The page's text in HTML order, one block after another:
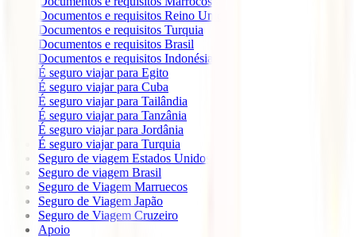
Documentos e requisitos Reino Unido
Documentos e requisitos Turquia
Documentos e requisitos Brasil
Documentos e requisitos Indonésia
É seguro viajar para Egito
É seguro viajar para Cuba
É seguro viajar para Tailândia
É seguro viajar para Tanzânia
É seguro viajar para Jordânia
É seguro viajar para Turquia
Seguro de viagem Estados Unidos
Seguro de viagem Brasil
Seguro de Viagem Marruecos
Seguro de Viagem Japão
Seguro de Viagem Cruzeiro
Apoio